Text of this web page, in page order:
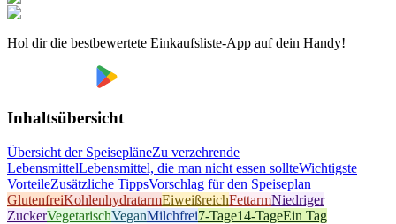
Hol dir die bestbewertete Einkaufsliste-App auf dein Handy!
Inhaltsübersicht
Übersicht der SpeisepläneZu verzehrende
LebensmittelLebensmittel, die man nicht essen sollteWichtigste
VorteileZusätzliche TippsVorschlag für den Speiseplan
GlutenfreiKohlenhydratarmEiweißreichFettarmNiedriger
ZuckerVegetarischVeganMilchfrei7-Tage14-TageEin Tag